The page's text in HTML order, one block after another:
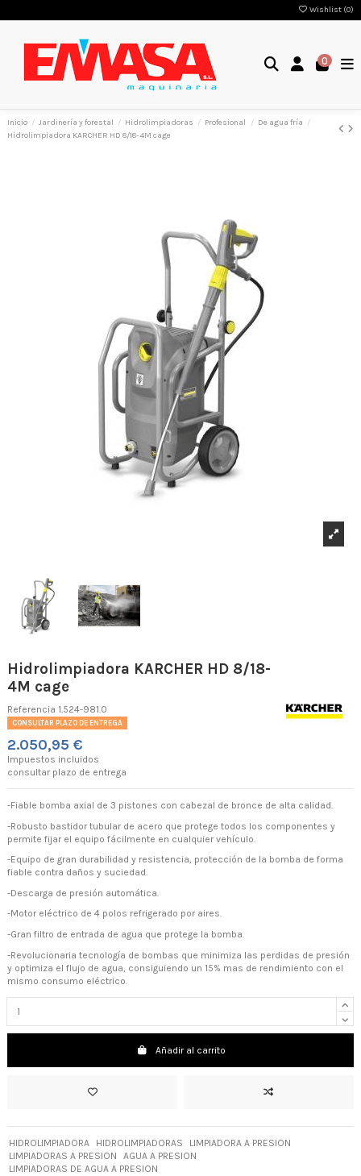
Wishlist (0)
0
Inicio Jardinería y forestal Hidrolimpiadoras Profesional
De agua fría
Hidrolimpiadora KARCHER HD 8/18-4M cage
Hidrolimpiadora KARCHER HD 8/18-
4M cage
Referencia 1.524-981.0
CONSULTAR PLAZO DE ENTREGA
2.050,95 €
Impuestos incluidos
consultar plazo de entrega
-Fiable bomba axial de 3 pistones con cabezal de bronce de alta calidad.
-Robusto bastidor tubular de acero que protege todos los componentes y
permite fijar el equipo fácilmente en cualquier vehículo.
-Equipo de gran durabilidad y resistencia, protección de la bomba de forma
fiable contra daños y suciedad.
-Descarga de presión automática.
-Motor eléctrico de 4 polos refrigerado por aires.
-Gran filtro de entrada de agua que protege la bomba.
-Revolucionaria tecnología de bombas que minimiza las perdidas de presión
y optimiza el flujo de agua, consiguiendo un 15% mas de rendimiento con el
mismo consumo eléctrico.
Añadir al carrito
HIDROLIMPIADORA HIDROLIMPIADORAS
LIMPIADORA A PRESION
LIMPIADORAS A PRESION
AGUA A PRESION
LIMPIADORAS DE AGUA A PRESION